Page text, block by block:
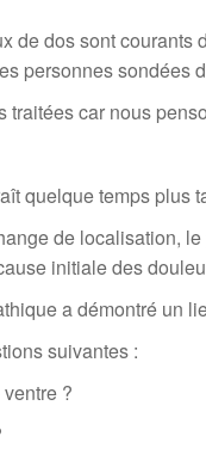
de dos sont
personnes
car nous
quelque temps
de localisation,
initiale des
a démontré un
suivantes :
?